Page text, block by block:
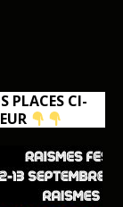
PLACES CI-